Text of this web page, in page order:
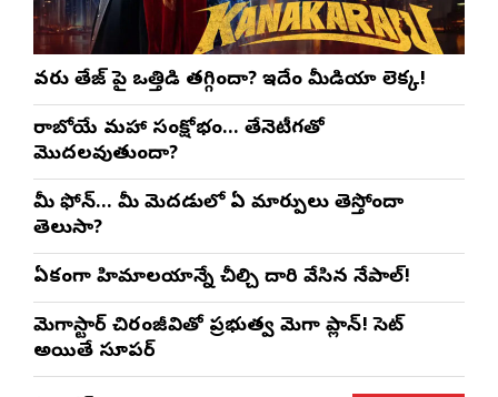
వరుణ్ తేజ్‌ పై ఒత్తిడి తగ్గిందా? ఇదేం మీడియా లెక్క!
రాబోయే మహా సంక్షోభం… తేనెటీగతో
మొదలవుతుందా?
మీ ఫోన్… మీ మెదడులో ఏ మార్పులు తెస్తోందా
తెలుసా?
ఏకంగా హిమాలయాన్నే చీల్చి దారి వేసిన నేపాల్!
మెగాస్టార్ చిరంజీవితో ప్రభుత్వ మెగా ప్లాన్! సెట్
అయితే సూపర్